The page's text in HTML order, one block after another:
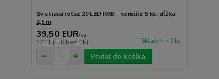
Svietiaca reťaz 20 LED RGB - cencúle 5 ks, dĺžka
2,5 m
39,50 EUR/ks
32,11 EUR bez DPH Skladom > 5 ks
Pridať do košíka